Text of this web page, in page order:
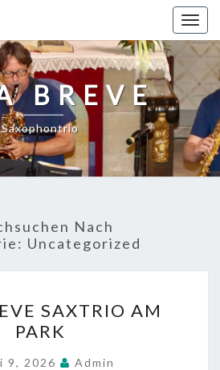
BREVE
Saxophontrio
Nach
Uncategorized
BREVE
SAXTRIO
AM
SAXTRIO AM
PARK
9, 2026 Admin